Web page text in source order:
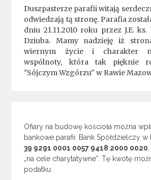
Duszpasterze parafii witają
odwiedzają tą stronę. Parafia
dniu 21.11.2010 roku przez J.E.
Dziuba. Mamy nadzieję iż
wiernym życie i charakter
wspólnoty, która tak pięknie
"Sójczym Wzgórzu" w Rawie
Ofiary na budowę kościoła można
bankowe parafii: Bank Spółdzielczy w
39 9291 0001 0057 9418 2000 0020
„na cele charytatywne”. Tę kwotę
podatku.